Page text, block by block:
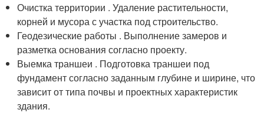
Очистка территории . Удаление растительности,
корней и мусора с участка под строительство.
Геодезические работы . Выполнение замеров и
разметка основания согласно проекту.
Выемка траншеи . Подготовка траншеи под
фундамент согласно заданным глубине и ширине, что
зависит от типа почвы и проектных характеристик
здания.